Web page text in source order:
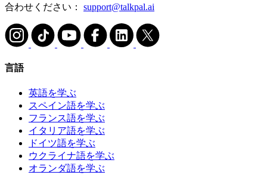
合わせください： support@talkpal.ai
言語
英語を学ぶ
スペイン語を学ぶ
フランス語を学ぶ
イタリア語を学ぶ
ドイツ語を学ぶ
ウクライナ語を学ぶ
オランダ語を学ぶ